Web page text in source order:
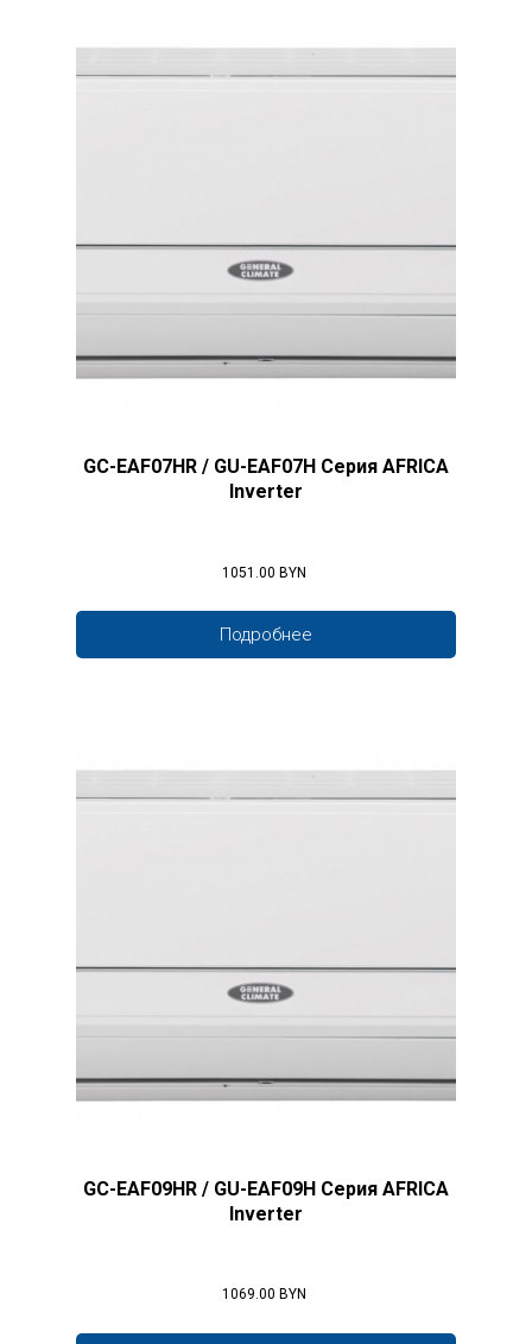
GC-EAF07HR / GU-EAF07H Серия AFRICA
Inverter
1051.00 BYN
Подробнее
GC-EAF09HR / GU-EAF09H Серия AFRICA
Inverter
1069.00 BYN